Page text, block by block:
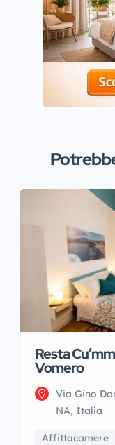
Resta
Vomero
Via Gino
NA, Italia
Affittacamere